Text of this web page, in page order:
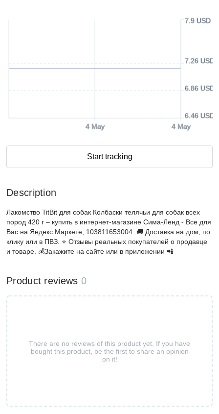
4 May 4 May
6.46 USD
6.86 USD
7.26 USD
7.9 USD
Start tracking
Description
Лакомство TitBit для собак Колбаски телячьи для собак всех
пород 420 г – купить в интернет-магазине Сима-Ленд - Все для
Вас на Яндекс Маркете, 103811653004. 🚚 Доставка на дом, по
клику или в ПВЗ. ⭐️ Отзывы реальных покупателей о продавце
и товаре. 💰Закажите на сайте или в приложении 📲
Product reviews 0
There are no reviews of this product yet. If you have
bought this product, be the first to share an opinion
on it!